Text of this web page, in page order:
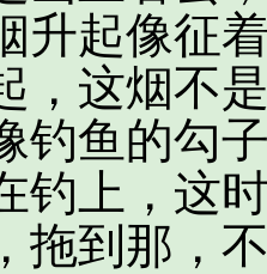
升起像征
，这烟不
钓鱼的勾
钓上，这
拖到那，